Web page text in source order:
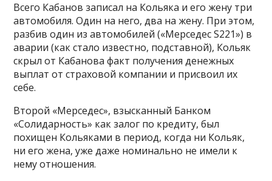
Всего Кабанов записал на Кольяка и его жену три
автомобиля. Один на него, два на жену. При этом,
разбив один из автомобилей («Мерседес S221») в
аварии (как стало известно, подставной), Кольяк
скрыл от Кабанова факт получения денежных
выплат от страховой компании и присвоил их
себе.
Второй «Мерседес», взысканный Банком
«Солидарность» как залог по кредиту, был
похищен Кольяками в период, когда ни Кольяк,
ни его жена, уже даже номинально не имели к
нему отношения.